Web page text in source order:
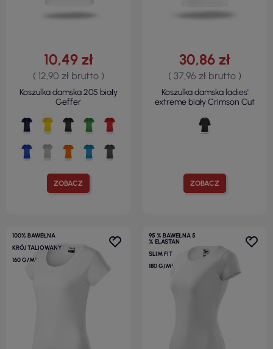
ZOBACZ
10,49 zł
( 12,90 zł brutto )
Koszulka damska 205 biały
Geffer
ZOBACZ
30,86 zł
( 37,96 zł brutto )
Koszulka damska ladies'
extreme biały Crimson Cut
100% BAWEŁNA
KRÓJ TALIOWANY
160 G/M²
95 % BAWEŁNA 5
% ELASTAN
SLIM FIT
180 G/M²